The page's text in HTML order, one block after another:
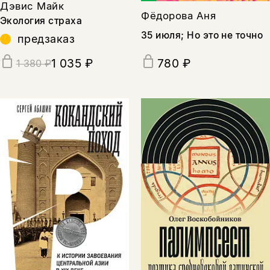
Дэвис Майк
Экология страха
предзаказ
1 380 ₽1 035 ₽
Фёдорова Аня
35 июля; Но это не точно
780 ₽